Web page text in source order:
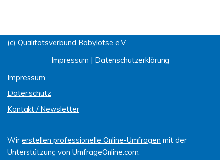
(c) Qualitätsverbund Babylotse e.V.
Impressum | Datenschutzerklärung
Impressum
Datenschutz
Kontakt / Newsletter
Wir erstellen professionelle Online-Umfragen mit der
Unterstützung von UmfrageOnline.com.